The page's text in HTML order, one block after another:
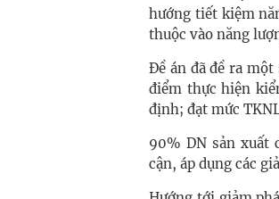
hướng tiết kiệm
thuộc vào năng
Đề án đã đề ra
điểm thực hiện
định; đạt mức
90% DN sản xuất
cận, áp dụng các